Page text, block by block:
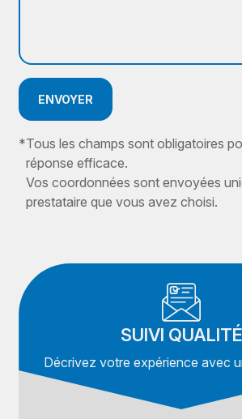
ENVOYER
*Tous les champs sont obligatoires
réponse efficace.
Vos coordonnées sont envoyées
prestataire que vous avez choisi.
SUIVI QUALITÉ
Décrivez votre expérience avec